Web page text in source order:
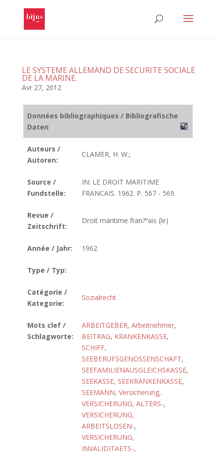
LE SYSTEME ALLEMAND DE SECURITE SOCIALE
DE LA MARINE.
Avr 27, 2012
Données bibliographiques / Bibliografische
Daten
Auteurs /
Autoren:
CLAMER, H. W.;
Source /
Fundstelle:
IN: LE DROIT MARITIME
FRANCAIS. 1962. P. 567 - 569.
Revue /
Zeitschrift:
Droit maritime fran?ºais (le)
Année / Jahr: 1962
Type / Typ:
Catégorie /
Kategorie:
Sozialrecht
Mots clef /
Schlagworte:
ARBEITGEBER, Arbeitnehmer,
BEITRAG, KRANKENKASSE,
SCHIFF,
SEEBERUFSGENOSSENSCHAFT,
SEEFAMILIENAUSGLEICHSKASSE,
SEEKASSE, SEEKRANKENKASSE,
SEEMANN, Versicherung,
VERSICHERUNG, ALTERS-,
VERSICHERUNG,
ARBEITSLOSEN-,
VERSICHERUNG,
INVALIDITAETS-,